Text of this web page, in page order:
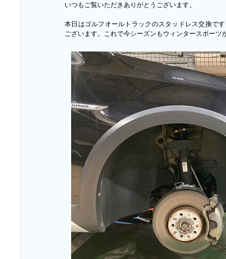
いつもご覧いただきありがとうございます。
本日はゴルフオールトラックのスタッドレス交換で
ございます。これで今シーズンもウィンタースポーツ